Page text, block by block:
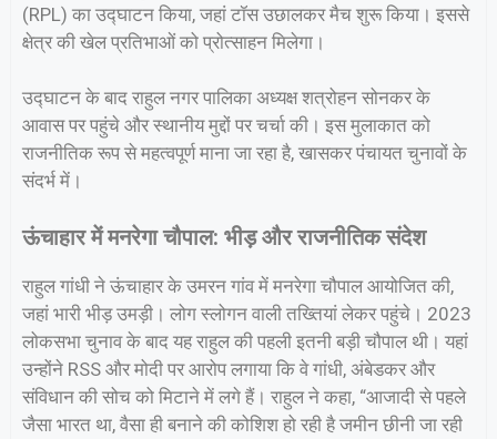
(RPL) का उद्घाटन किया, जहां टॉस उछालकर मैच शुरू किया। इससे
क्षेत्र की खेल प्रतिभाओं को प्रोत्साहन मिलेगा।
उद्घाटन के बाद राहुल नगर पालिका अध्यक्ष शत्रोहन सोनकर के
आवास पर पहुंचे और स्थानीय मुद्दों पर चर्चा की। इस मुलाकात को
राजनीतिक रूप से महत्वपूर्ण माना जा रहा है, खासकर पंचायत चुनावों के
संदर्भ में।
ऊंचाहार में मनरेगा चौपाल: भीड़ और राजनीतिक संदेश
राहुल गांधी ने ऊंचाहार के उमरन गांव में मनरेगा चौपाल आयोजित की,
जहां भारी भीड़ उमड़ी। लोग स्लोगन वाली तख्तियां लेकर पहुंचे। 2023
लोकसभा चुनाव के बाद यह राहुल की पहली इतनी बड़ी चौपाल थी। यहां
उन्होंने RSS और मोदी पर आरोप लगाया कि वे गांधी, अंबेडकर और
संविधान की सोच को मिटाने में लगे हैं। राहुल ने कहा, “आजादी से पहले
जैसा भारत था, वैसा ही बनाने की कोशिश हो रही है जमीन छीनी जा रही